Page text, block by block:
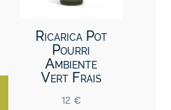
Ricarica Pot
Pourri
Ambiente
Vert Frais
12 €